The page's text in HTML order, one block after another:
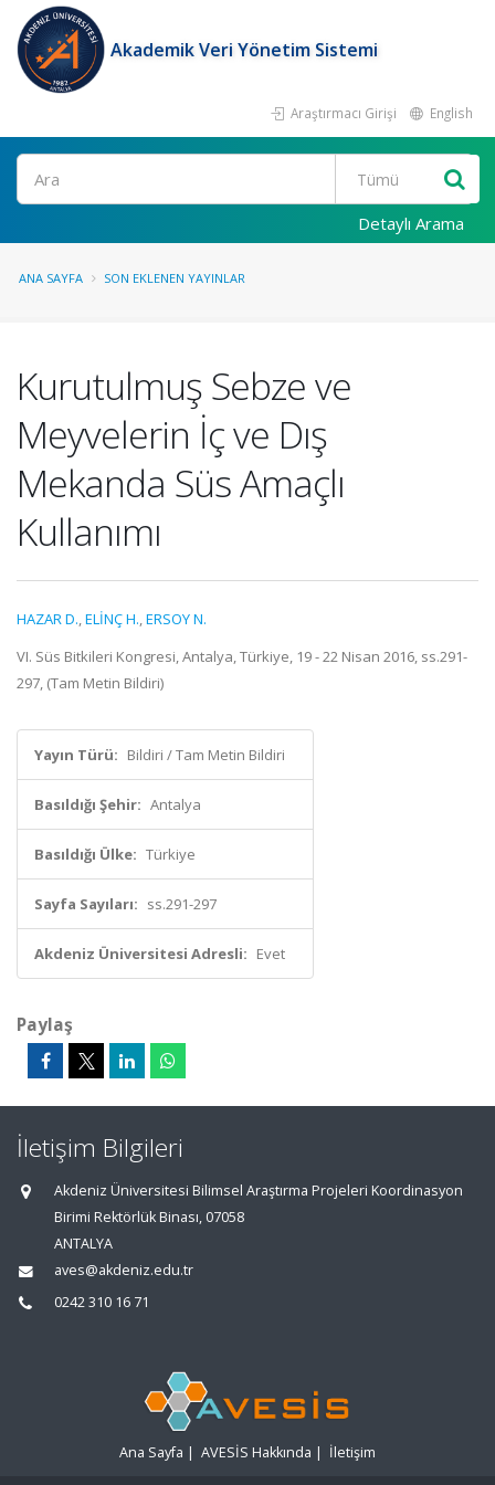
Akademik Veri Yönetim Sistemi
Araştırmacı Girişi English
Ara
Detaylı Arama
ANA SAYFA SON EKLENEN YAYINLAR
Kurutulmuş Sebze ve
Meyvelerin İç ve Dış
Mekanda Süs Amaçlı
Kullanımı
HAZAR D.,ELİNÇ H.,ERSOY N.
VI. Süs Bitkileri Kongresi, Antalya, Türkiye, 19 - 22 Nisan 2016, ss.291-
297, (Tam Metin Bildiri)
Yayın Türü: Bildiri / Tam Metin Bildiri
Basıldığı Şehir: Antalya
Basıldığı Ülke: Türkiye
Sayfa Sayıları: ss.291-297
Akdeniz Üniversitesi Adresli: Evet
Paylaş
İletişim Bilgileri
Akdeniz Üniversitesi Bilimsel Araştırma Projeleri Koordinasyon
Birimi Rektörlük Binası, 07058
ANTALYA
aves@akdeniz.edu.tr
0242 310 16 71
Ana Sayfa | AVESİS Hakkında | İletişim